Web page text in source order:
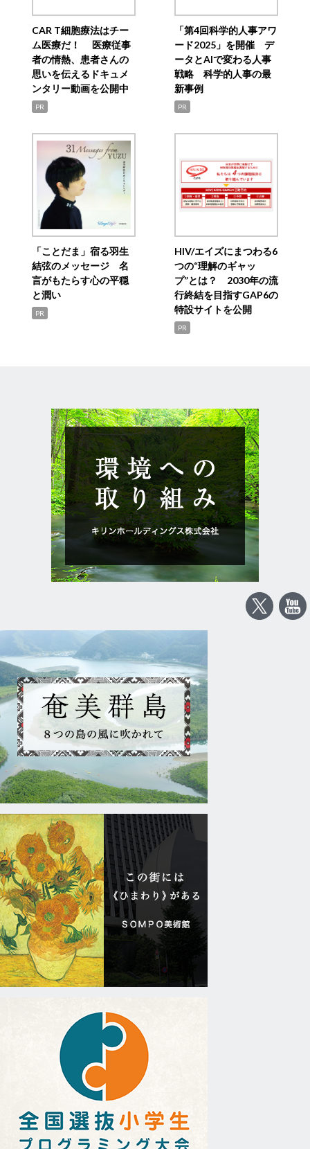
CAR T細胞療法はチー
ム医療だ！ 医療従事
者の情熱、患者さんの
思いを伝えるドキュメ
ンタリー動画を公開中
PR
「第4回科学的人事アワ
ード2025」を開催 デ
ータとAIで変わる人事
戦略 科学的人事の最
新事例
PR
「ことだま」宿る羽生
結弦のメッセージ 名
言がもたらす心の平穏
と潤い
PR
HIV/エイズにまつわる6
つの“理解のギャッ
プ”とは？ 2030年の流
行終結を目指すGAP6の
特設サイトを公開
PR